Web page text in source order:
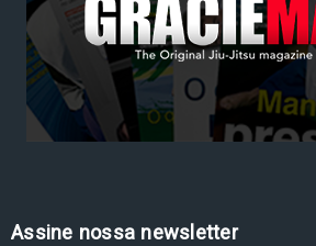
Assine nossa newsletter